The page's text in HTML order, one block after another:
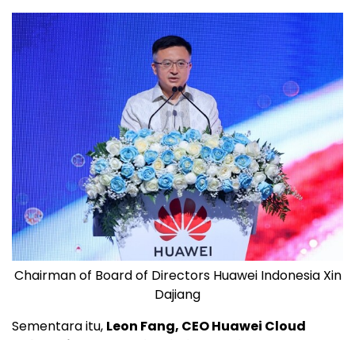
Chairman of Board of Directors Huawei Indonesia Xin
Dajiang
Sementara itu, Leon Fang, CEO Huawei Cloud